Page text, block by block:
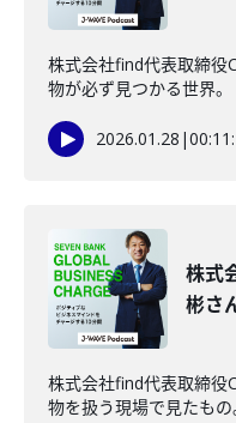
株式会社find代表取締役
物が必ず見つかる世界。
2026.01.28 |
株式
彬さ
株式会社find代表取締役
物を扱う現場で見たもの